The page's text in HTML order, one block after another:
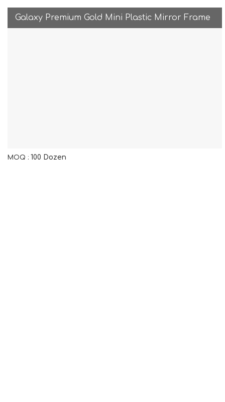
Galaxy Premium Gold Mini Plastic Mirror Frame
MOQ : 100 Dozen